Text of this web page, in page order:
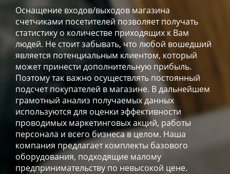
Оснащение входов/выходов магазина
счетчиками посетителей позволяет получать
статистику о количестве приходящих к Вам
людей. Не стоит забывать, что любой вошедший
является потенциальным клиентом, который
может принести дополнительную прибыль.
Поэтому так важно осуществлять постоянный
подсчет покупателей в магазине. В дальнейшем
грамотный анализ получаемых данных
используются для оценки эффективности
проводимых маркетинговых акций, работы
персонала и всего бизнеса в целом. Наша
компания предлагает комплекты базового
оборудования, подходящие малому
предпринимательству по невысокой цене.